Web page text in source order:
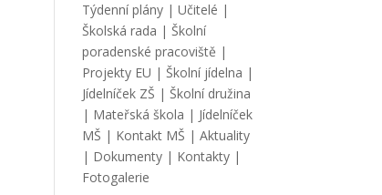
Týdenní plány |Učitelé |
Školská rada |Školní
poradenské pracoviště |
Projekty EU |Školní jídelna |
Jídelníček ZŠ |Školní družina
| Mateřská škola | Jídelníček
MŠ | Kontakt MŠ |Aktuality
| Dokumenty | Kontakty |
Fotogalerie